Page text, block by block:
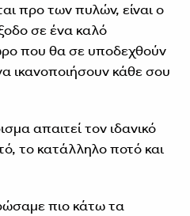
προ των πυλών, είναι ο
σε ένα καλό
που θα σε υποδεχθούν
ικανοποιήσουν κάθε σου
απαιτεί τον ιδανικό
το κατάλληλο ποτό και
πιο κάτω τα